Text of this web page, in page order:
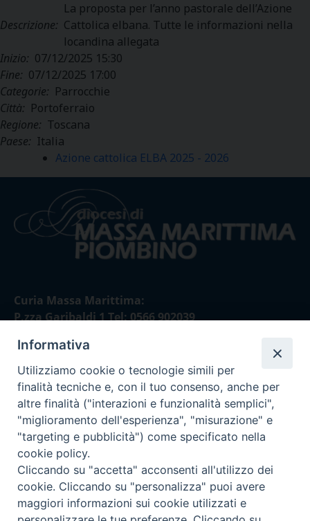
Descrizione:
La proposta per l’anno pastorale dell’Azione
Cattolica elbana. Tutte le informazioni nella
locandina allegata
Inizio: 07/12/2025 15:30
Fine: 07/12/2025 17:00
Categorie: Parrocchie
Città: Portoferraio
Regione: Toscana
Paese: Italia
Azione cattolica ELBA 2025 - 2026
Curia Massa Marittima:
P.zza Garibaldi 1 Tel: 0566 902039
Curia Piombino:
Via Don Minzoni,58/A Tel e Fax: 0565 32036
E-mail:
curia@diocesimassamarittima.it
Informativa
Utilizziamo cookie o tecnologie simili per
finalità tecniche e, con il tuo consenso, anche per
altre finalità ("interazioni e funzionalità semplici",
"miglioramento dell'esperienza", "misurazione" e
"targeting e pubblicità") come specificato nella
cookie policy.
Cliccando su "accetta" acconsenti all'utilizzo dei
cookie. Cliccando su "personalizza" puoi avere
maggiori informazioni sui cookie utilizzati e